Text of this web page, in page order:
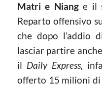
Matri e Niange il
Reparto offensivo
che dopo l’addio
lasciar partire
il Daily Express,
offerto 15 milioni